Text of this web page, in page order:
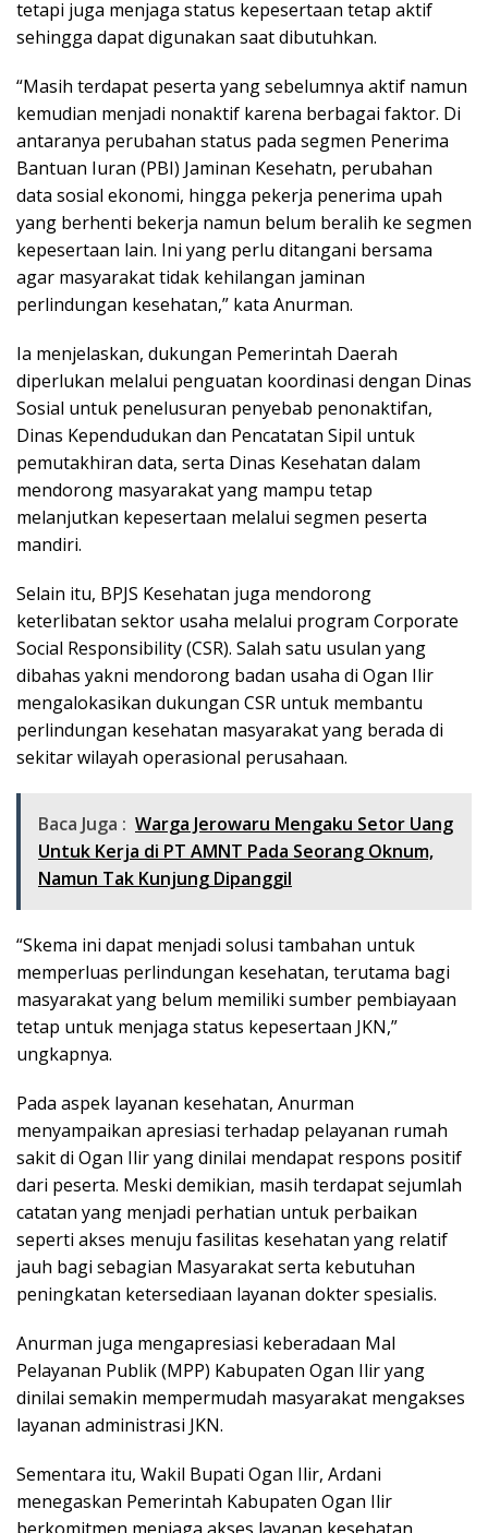
tetapi juga menjaga status kepesertaan tetap aktif
sehingga dapat digunakan saat dibutuhkan.
“Masih terdapat peserta yang sebelumnya aktif namun
kemudian menjadi nonaktif karena berbagai faktor. Di
antaranya perubahan status pada segmen Penerima
Bantuan Iuran (PBI) Jaminan Kesehatn, perubahan
data sosial ekonomi, hingga pekerja penerima upah
yang berhenti bekerja namun belum beralih ke segmen
kepesertaan lain. Ini yang perlu ditangani bersama
agar masyarakat tidak kehilangan jaminan
perlindungan kesehatan,” kata Anurman.
Ia menjelaskan, dukungan Pemerintah Daerah
diperlukan melalui penguatan koordinasi dengan Dinas
Sosial untuk penelusuran penyebab penonaktifan,
Dinas Kependudukan dan Pencatatan Sipil untuk
pemutakhiran data, serta Dinas Kesehatan dalam
mendorong masyarakat yang mampu tetap
melanjutkan kepesertaan melalui segmen peserta
mandiri.
Selain itu, BPJS Kesehatan juga mendorong
keterlibatan sektor usaha melalui program Corporate
Social Responsibility (CSR). Salah satu usulan yang
dibahas yakni mendorong badan usaha di Ogan Ilir
mengalokasikan dukungan CSR untuk membantu
perlindungan kesehatan masyarakat yang berada di
sekitar wilayah operasional perusahaan.
Baca Juga : Warga Jerowaru Mengaku Setor Uang
Untuk Kerja di PT AMNT Pada Seorang Oknum,
Namun Tak Kunjung Dipanggil
“Skema ini dapat menjadi solusi tambahan untuk
memperluas perlindungan kesehatan, terutama bagi
masyarakat yang belum memiliki sumber pembiayaan
tetap untuk menjaga status kepesertaan JKN,”
ungkapnya.
Pada aspek layanan kesehatan, Anurman
menyampaikan apresiasi terhadap pelayanan rumah
sakit di Ogan Ilir yang dinilai mendapat respons positif
dari peserta. Meski demikian, masih terdapat sejumlah
catatan yang menjadi perhatian untuk perbaikan
seperti akses menuju fasilitas kesehatan yang relatif
jauh bagi sebagian Masyarakat serta kebutuhan
peningkatan ketersediaan layanan dokter spesialis.
Anurman juga mengapresiasi keberadaan Mal
Pelayanan Publik (MPP) Kabupaten Ogan Ilir yang
dinilai semakin mempermudah masyarakat mengakses
layanan administrasi JKN.
Sementara itu, Wakil Bupati Ogan Ilir, Ardani
menegaskan Pemerintah Kabupaten Ogan Ilir